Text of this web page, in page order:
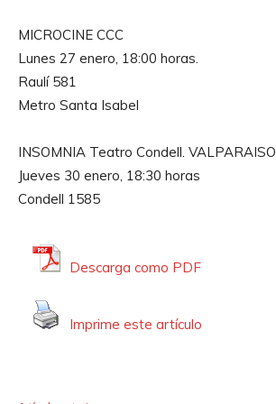
MICROCINE CCC
Lunes 27 enero, 18:00 horas.
Raulí 581
Metro Santa Isabel
INSOMNIA Teatro Condell. VALPARAISO
Jueves 30 enero, 18:30 horas
Condell 1585
Descarga como PDF
Imprime este artículo